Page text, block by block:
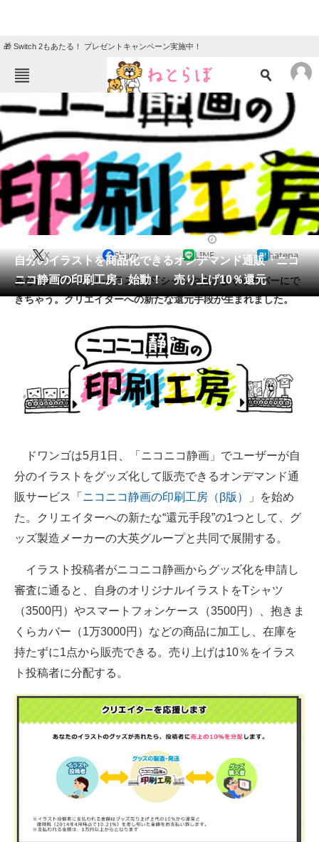
🎁 Switch 2もあたる！ プレゼントキャンペーン実施中！
ニュース
エンタメ クイズ
グルメ 地域
住まい 教育・育児
リサーチ
会員記事
メディア
ITの今と未来を見通す
スマホと通信の最新トレンド
進化するPCとデバイスの未来
ビジネスと働き方のヒント
AI活用のいまが分かる
企業ITのトレンドを詳説
経営リーダーのコミュニティ
マーケ×ITの今がよく分かる
ITエンジニア向け専門サイト
企業向けIT製品の総合サイト
製造業のIT導入・活用を支援
エレクトロニクス専門サイト
自分のイラストを商品化できるオンデマンド通販「ニコ
ニコ静画の印刷工房」始動！ 売り上げ10％還元
X Share LINE hatena
あなたのオリジナルイラストがTシャツや抱きまくらカバーにで
きちゃう。クリエイターへの新たな還元手段が生まれました。
ドワンゴは5月1日、「ニコニコ静画」でユーザーが自
分のイラストをグッズ化して販売できるオンデマンド通
販サービス「 ニコニコ静画の印刷工房（β版）
」を始め
た。クリエイターへの新たな“還元手段”の1つとして、グ
ッズ製造メーカーの大英グループと共同で展開する。
イラスト投稿者がニコニコ静画からグッズ化を申請し
審査に通ると、自身のオリジナルイラストをTシャツ
（3500円）やスマートフォンケース（3500円）、抱きま
くらカバー（1万3000円）などの商品に加工し、在庫を
持たずに1点から販売できる。売り上げは10％をイラス
ト投稿者に分配する。